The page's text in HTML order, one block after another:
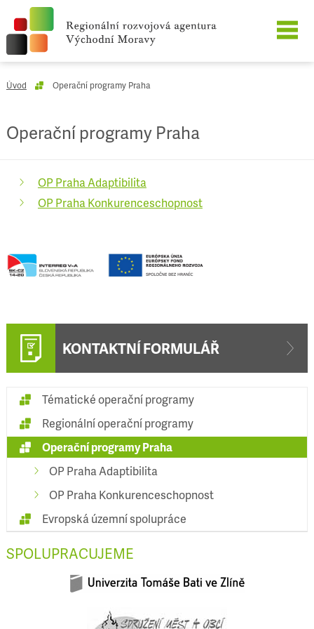
O SPOLEČNOSTI
KARIÉRA
Úvod Operační programy Praha
Operační programy Praha
OP Praha Adaptibilita
OP Praha Konkurenceschopnost
KONTAKTNÍ FORMULÁŘ
Tématické operační programy
Regionální operační programy
Operační programy Praha
OP Praha Adaptibilita
OP Praha Konkurenceschopnost
Evropská územní spolupráce
SPOLUPRACUJEME